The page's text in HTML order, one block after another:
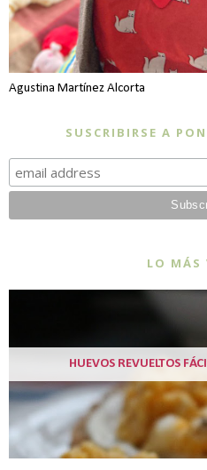
Agustina Martínez Alcorta
SUSCRIBIRSE A
LO MÁS
HUEVOS REVUELTOS